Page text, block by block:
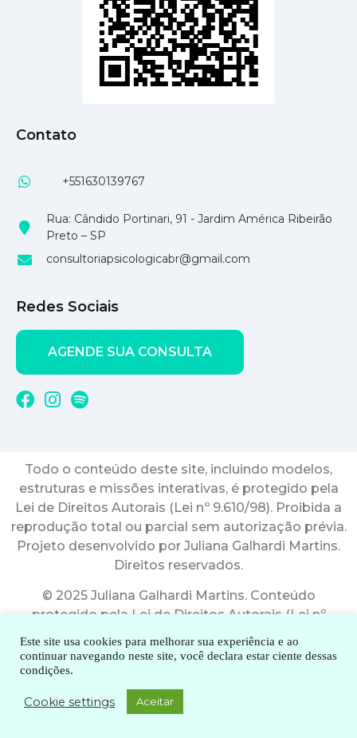
Contato
+551630139767
Rua: Cândido Portinari, 91 - Jardim América Ribeirão
Preto – SP
consultoriapsicologicabr@gmail.com
Redes Sociais
AGENDE SUA CONSULTA
Todo o conteúdo deste site, incluindo modelos,
estruturas e missões interativas, é protegido pela
Lei de Direitos Autorais (Lei nº 9.610/98). Proibida a
reprodução total ou parcial sem autorização prévia.
Projeto desenvolvido por Juliana Galhardi Martins.
Direitos reservados.
© 2025 Juliana Galhardi Martins. Conteúdo
protegido pela Lei de Direitos Autorais (Lei nº
9.610/98). Todos os direitos reservados.
Este site usa cookies para melhorar sua experiência e ao
continuar navegando neste site, você declara estar ciente dessas
condições.
Cookie settings Aceitar